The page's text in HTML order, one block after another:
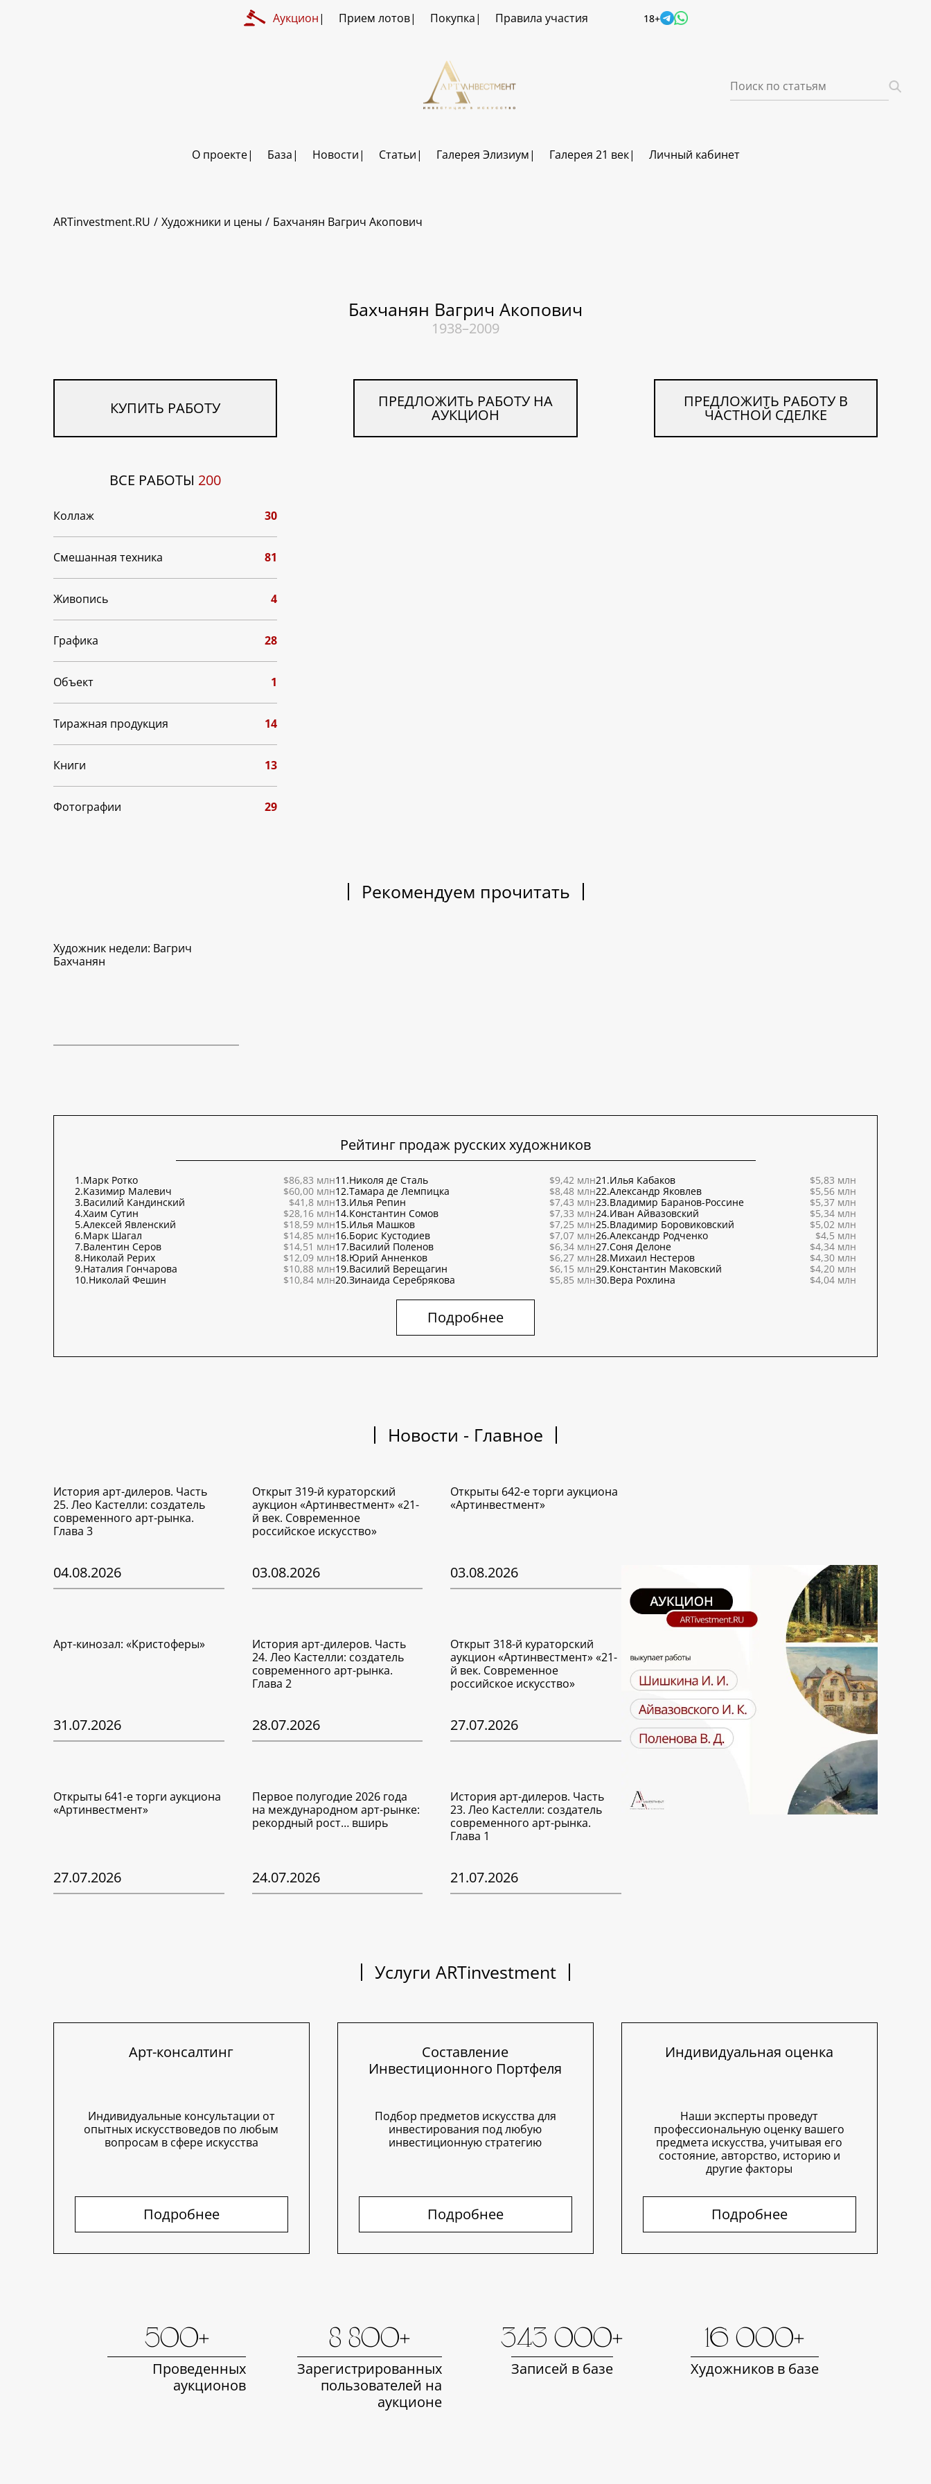
Аукцион Прием лотов Покупка Правила участия 18+
О проекте База Новости Статьи Галерея Элизиум Галерея 21 век Личный кабинет
ARTinvestment.RU Художники и цены Бахчанян Вагрич Акопович
Бахчанян Вагрич Акопович
1938–2009
КУПИТЬ РАБОТУ ПРЕДЛОЖИТЬ РАБОТУ НА
АУКЦИОН
ПРЕДЛОЖИТЬ РАБОТУ В
ЧАСТНОЙ СДЕЛКЕ
ВСЕ РАБОТЫ 200
Коллаж 30
Смешанная техника 81
Живопись 4
Графика 28
Объект 1
Тиражная продукция 14
Книги 13
Фотографии 29
Рекомендуем прочитать
Художник недели: Вагрич
Бахчанян
Рейтинг продаж русских художников
1.Марк Ротко
$86,83 млн
2.Казимир Малевич
$60,00 млн
3.Василий Кандинский
$41,8 млн
4.Хаим Сутин
$28,16 млн
5.Алексей Явленский
$18,59 млн
6.Марк Шагал
$14,85 млн
7.Валентин Серов
$14,51 млн
8.Николай Рерих
$12,09 млн
9.Наталия Гончарова
$10,88 млн
10.Николай Фешин $10,84 млн
11.Николя де Сталь
$9,42 млн
12.Тамара де Лемпицка
$8,48 млн
13.Илья Репин
$7,43 млн
14.Константин Сомов
$7,33 млн
15.Илья Машков
$7,25 млн
16.Борис Кустодиев
$7,07 млн
17.Василий Поленов
$6,34 млн
18.Юрий Анненков
$6,27 млн
19.Василий Верещагин
$6,15 млн
20.Зинаида Серебрякова $5,85 млн
21.Илья Кабаков
$5,83 млн
22.Александр Яковлев
$5,56 млн
23.Владимир Баранов-Россине
$5,37 млн
24.Иван Айвазовский
$5,34 млн
25.Владимир Боровиковский
$5,02 млн
26.Александр Родченко
$4,5 млн
27.Соня Делоне
$4,34 млн
28.Михаил Нестеров
$4,30 млн
29.Константин Маковский
$4,20 млн
30.Вера Рохлина $4,04 млн
Подробнее
Новости - Главное
История арт-дилеров. Часть
25. Лео Кастелли: создатель
современного арт-рынка.
Глава 3
04.08.2026
Открыт 319-й кураторский
аукцион «Артинвестмент» «21-
й век. Современное
российское искусство»
03.08.2026
Открыты 642-е торги аукциона
«Артинвестмент»
03.08.2026
Арт-кинозал: «Кристоферы»
31.07.2026
История арт-дилеров. Часть
24. Лео Кастелли: создатель
современного арт-рынка.
Глава 2
28.07.2026
Открыт 318-й кураторский
аукцион «Артинвестмент» «21-
й век. Современное
российское искусство»
27.07.2026
Открыты 641-е торги аукциона
«Артинвестмент»
27.07.2026
Первое полугодие 2026 года
на международном арт-рынке:
рекордный рост… вширь
24.07.2026
История арт-дилеров. Часть
23. Лео Кастелли: создатель
современного арт-рынка.
Глава 1
21.07.2026
Услуги ARTinvestment
Арт-консалтинг
Индивидуальные консультации от
опытных искусствоведов по любым
вопросам в сфере искусства
Подробнее
Составление
Инвестиционного Портфеля
Подбор предметов искусства для
инвестирования под любую
инвестиционную стратегию
Подробнее
Индивидуальная оценка
Наши эксперты проведут
профессиональную оценку вашего
предмета искусства, учитывая его
состояние, авторство, историю и
другие факторы
Подробнее
500+
Проведенных
аукционов
8 800+
Зарегистрированных
пользователей на
аукционе
343 000+
Записей в базе
16 000+
Художников в базе